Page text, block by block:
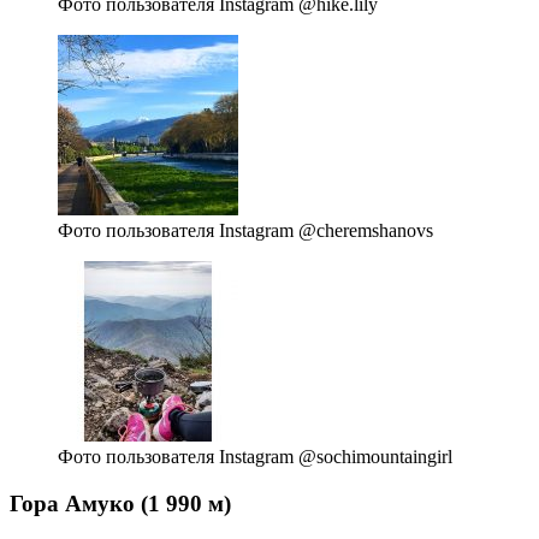
Фото пользователя Instagram @hike.lily
Фото пользователя Instagram @cheremshanovs
Фото пользователя Instagram @sochimountaingirl
Гора Амуко (1 990 м)